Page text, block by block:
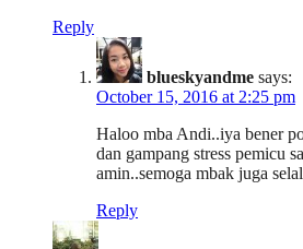
Reply
blueskyandme says:
October 15, 2016 at 2:25 pm
Haloo mba Andi..iya bener
dan gampang stress pemicu
amin..semoga mbak juga
Reply